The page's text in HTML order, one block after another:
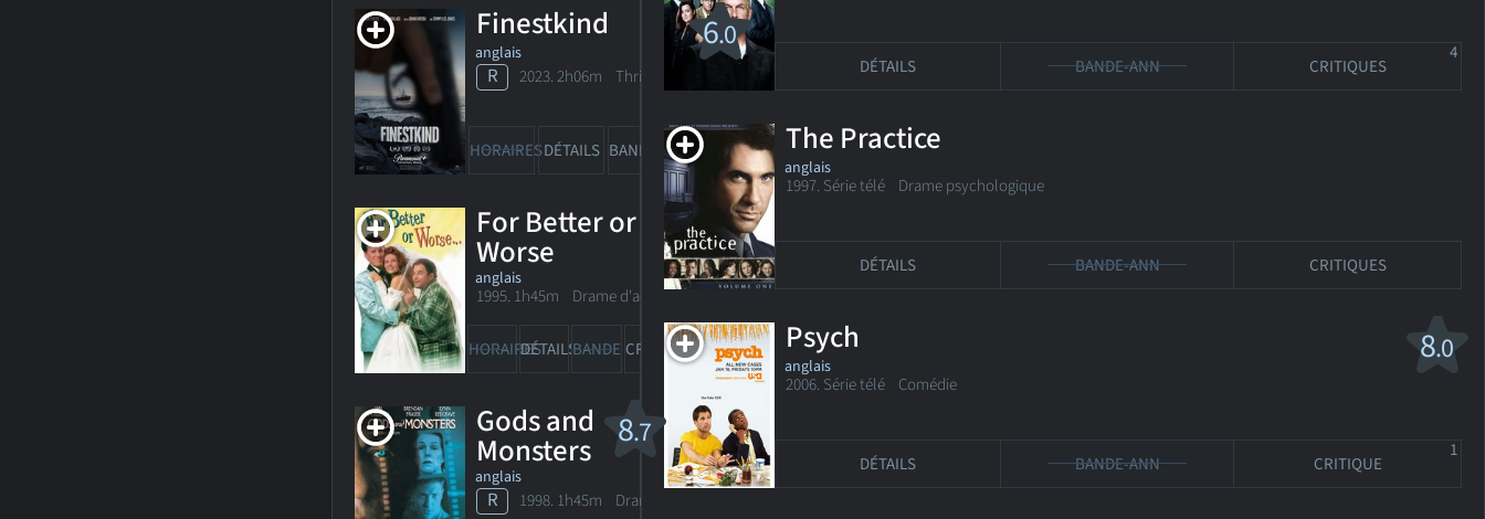
6.0
Finestkind
anglais
R 2023. 2h06m Thriller dramatique
HORAIRESDÉTAILS BANDE-ANN
1
CRITIQUE
1
For Better or
Worse
anglais
1995. 1h45m Drame d'action
HORAIRESDÉTAILSBANDE-ANNCRITIQUES
8.7
Gods and
Monsters
anglais
R 1998. 1h45m Drame
DÉTAILS BANDE-ANN CRITIQUES
4
The Practice
anglais
1997. Série télé Drame psychologique
DÉTAILS BANDE-ANN CRITIQUES
8.0
Psych
anglais
2006. Série téléComédie
DÉTAILS BANDE-ANN CRITIQUE
1